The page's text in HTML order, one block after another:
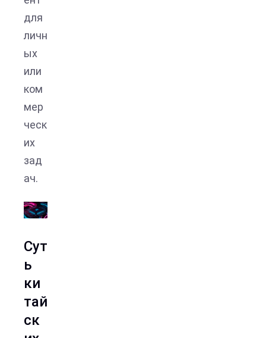
для
личн
ых
или
ком
мер
ческ
их
зад
ач.
Сут
ь
ки
тай
ск